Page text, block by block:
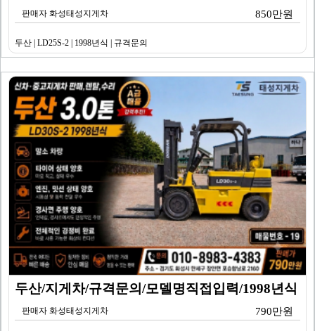
판매자 화성태성지게차 850만원
두산 | LD25S-2 | 1998년식 | 규격문의
두산/지게차/규격문의/모델명직접입력/1998년식
판매자 화성태성지게차 790만원